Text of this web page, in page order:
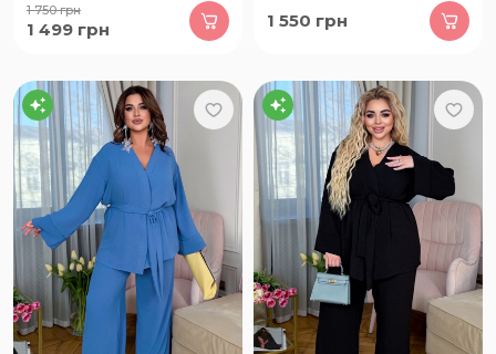
1 750грн
1 499 грн 1 550 грн